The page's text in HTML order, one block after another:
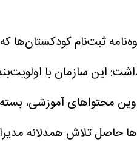
ثبت‌نام کودکستان‌ها
این سازمان با
محتواهای آموزشی،
حاصل تلاش همدلانه